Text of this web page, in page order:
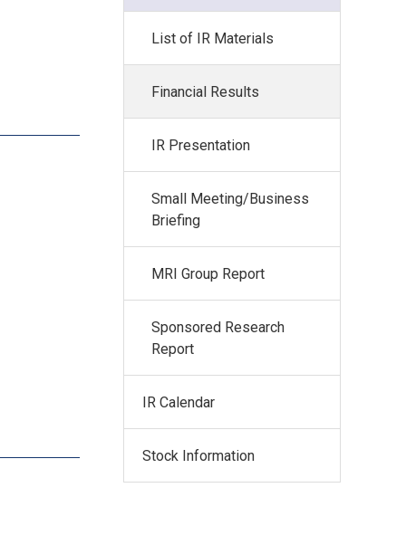
List of IR Materials
Financial Results
IR Presentation
Small Meeting/Business
Briefing
MRI Group Report
Sponsored Research
Report
IR Calendar
Stock Information